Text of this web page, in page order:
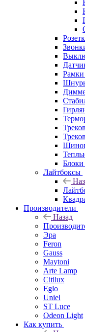
Рамки
Блоки
Лайтбоксы
Производители
Назад
Эра
Feron
Gauss
Maytoni
Arte Lamp
Citilux
Eglo
Uniel
ST Luce
Odeon Light
Как купить